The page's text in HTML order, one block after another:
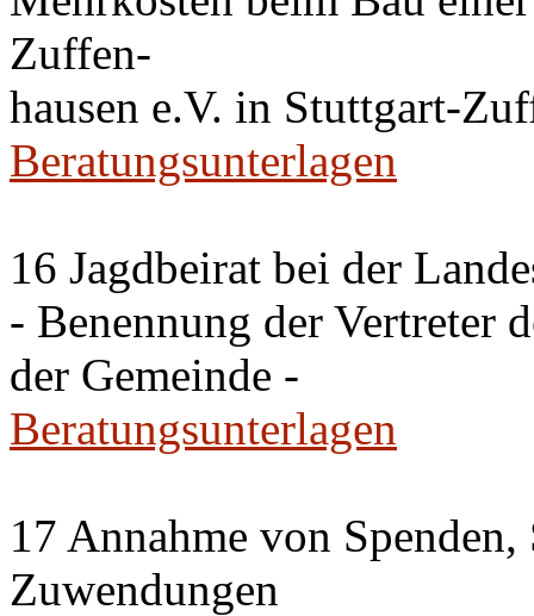
Zuffen-
hausen e.V. in Stuttgart-
Beratungsunterlagen
16 Jagdbeirat bei der
- Benennung der Vertreter
der Gemeinde -
Beratungsunterlagen
17 Annahme von
Zuwendungen